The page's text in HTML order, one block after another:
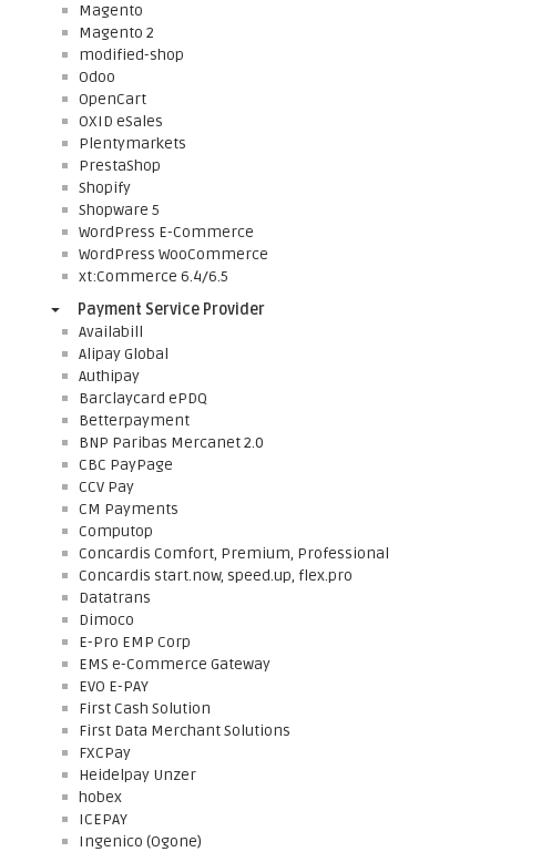
Magento
Magento 2
modified-shop
Odoo
OpenCart
OXID eSales
Plentymarkets
PrestaShop
Shopify
Shopware 5
WordPress E-Commerce
WordPress WooCommerce
xt:Commerce 6.4/6.5
Payment Service Provider
Availabill
Alipay Global
Authipay
Barclaycard ePDQ
Betterpayment
BNP Paribas Mercanet 2.0
CBC PayPage
CCV Pay
CM Payments
Computop
Concardis Comfort, Premium, Professional
Concardis start.now, speed.up, flex.pro
Datatrans
Dimoco
E-Pro EMP Corp
EMS e-Commerce Gateway
EVO E-PAY
First Cash Solution
First Data Merchant Solutions
FXCPay
Heidelpay Unzer
hobex
ICEPAY
Ingenico (Ogone)